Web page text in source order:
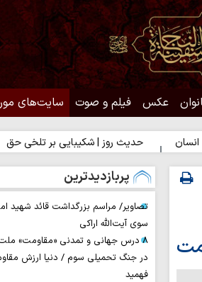
عکس فیلم و صوت سایت‌های
حدیث روز | شکیبایی بر تلخی حق
پربازدیدترین
تصاویر/ مراسم بزرگداشت قائد شهید
سوی آیت‌الله اراکی
۸ درس جهانی و تمدنی «مقاومت» ملت
در جنگ تحمیلی سوم / دنیا ارزش
فهمید